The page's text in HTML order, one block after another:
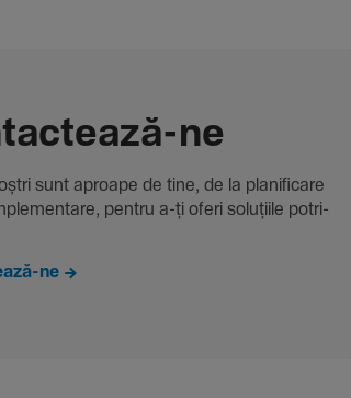
ne
sunt aproape de tine, de la plani­fi­care
pentru a-ți oferi solu­țiile potri­
ne